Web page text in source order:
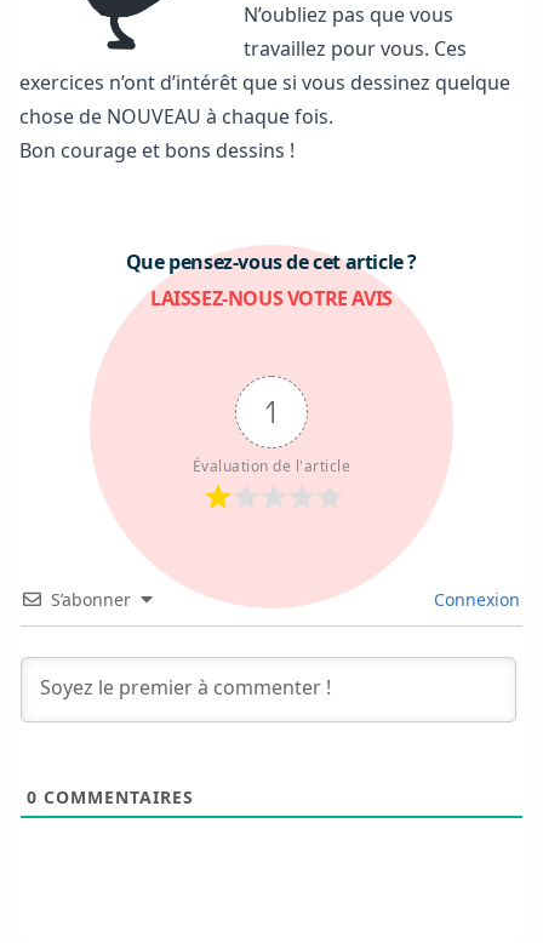
N’oubliez pas que vous
travaillez pour vous. Ces
exercices n’ont d’intérêt que si vous dessinez quelque
chose de NOUVEAU à chaque fois.
Bon courage et bons dessins !
Que pensez-vous de cet article ?
LAISSEZ-NOUS VOTRE AVIS
1
Évaluation de l'article
S’abonner Connexion
0 COMMENTAIRES